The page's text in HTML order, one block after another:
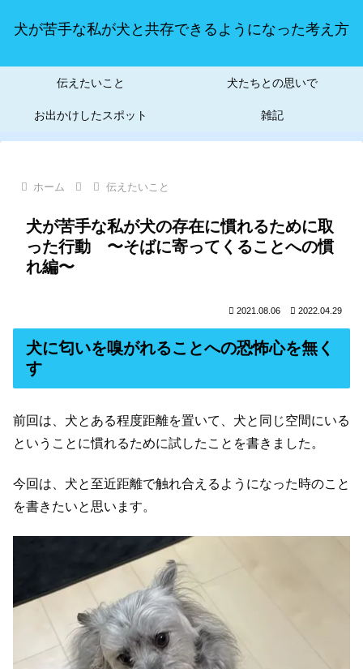
犬が苦手な私が犬と共存できるようになった考え方
伝えたいこと 犬たちとの思いで
お出かけしたスポット 雑記
ホーム 伝えたいこと
犬が苦手な私が犬の存在に慣れるために取
った行動 〜そばに寄ってくることへの慣
れ編〜
2021.08.06 2022.04.29
犬に匂いを嗅がれることへの恐怖心を無く
す
前回は、犬とある程度距離を置いて、犬と同じ空間にいる
ということに慣れるために試したことを書きました。
今回は、犬と至近距離で触れ合えるようになった時のこと
を書きたいと思います。